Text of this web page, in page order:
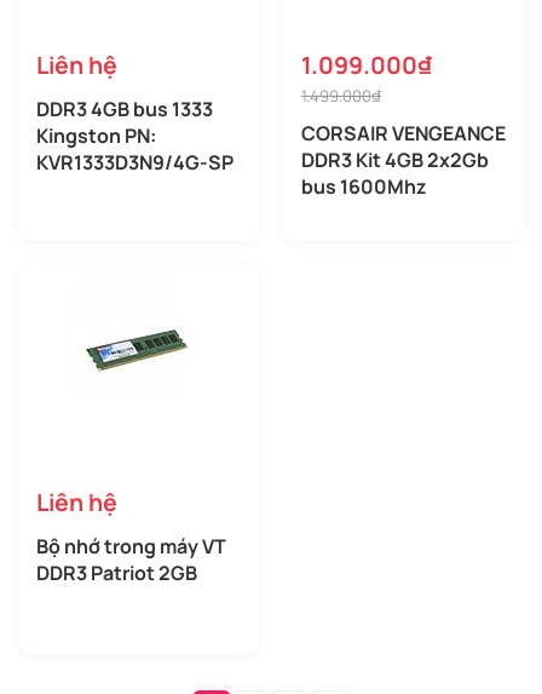
Liên hệ
DDR3 4GB bus 1333
Kingston PN:
KVR1333D3N9/4G-SP
1.099.000₫
1.499.000₫
CORSAIR VENGEANCE
DDR3 Kit 4GB 2x2Gb
bus 1600Mhz
Liên hệ
Bộ nhớ trong máy VT
DDR3 Patriot 2GB